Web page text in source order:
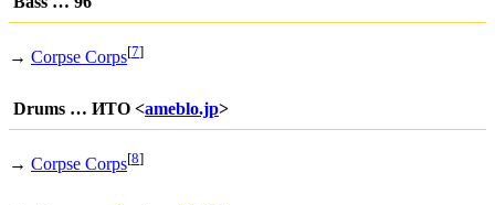
→ Corpse Corps[7]
Drums … ИTO <ameblo.jp>
→ Corpse Corps[8]